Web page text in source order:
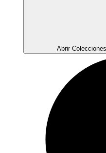
Abrir Colecciones